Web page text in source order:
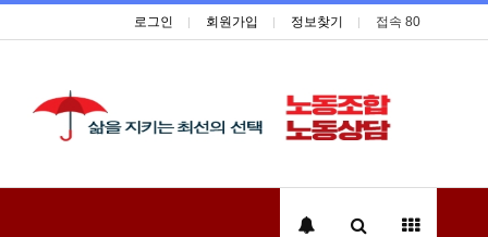
로그인 회원가입 정보찾기 접속 80